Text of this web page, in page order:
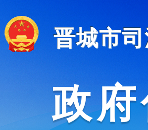
晋城市
政